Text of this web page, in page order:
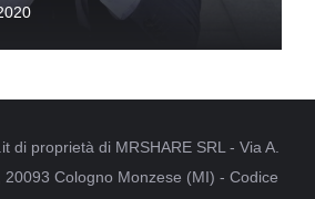
di proprietà di MRSHARE SRL - Via A.
20093 Cologno Monzese (MI) - Codice